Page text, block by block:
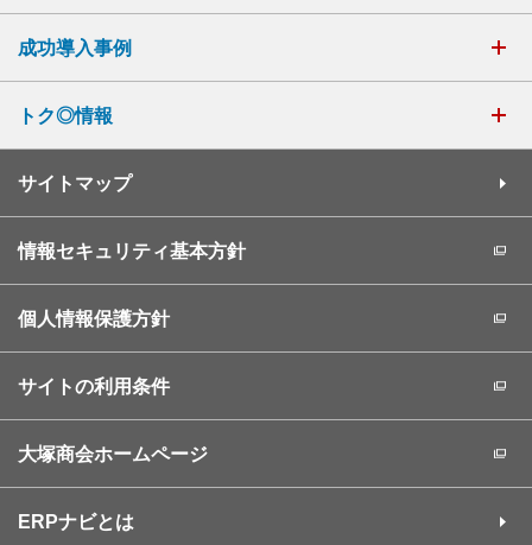
成功導入事例
トク◎情報
サイトマップ
情報セキュリティ基本方針
個人情報保護方針
サイトの利用条件
大塚商会ホームページ
ERPナビとは